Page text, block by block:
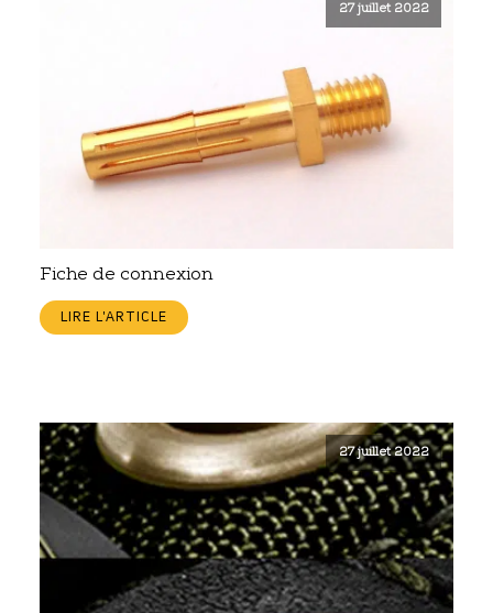
27 juillet 2022
Fiche de connexion
LIRE L'ARTICLE
27 juillet 2022